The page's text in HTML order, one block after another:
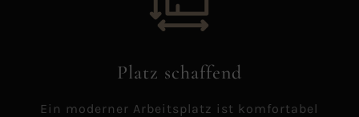
Platz schaffend
Ein moderner Arbeitsplatz ist komfortabel